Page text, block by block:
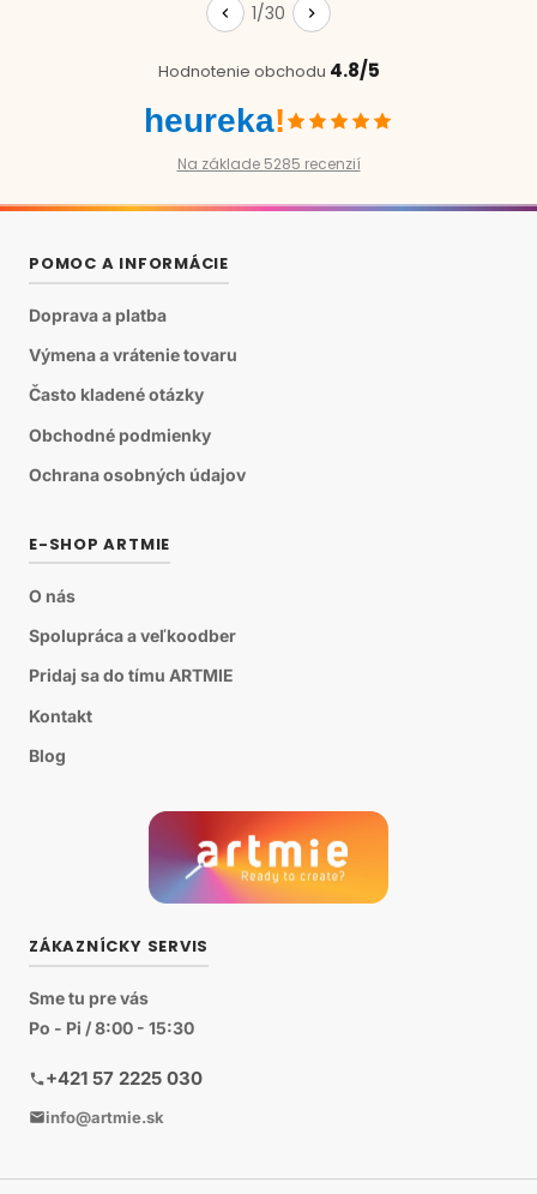
1/30
Hodnotenie obchodu 4.8/5
heureka!
Na základe 5285 recenzií
POMOC A INFORMÁCIE
Doprava a platba
Výmena a vrátenie tovaru
Často kladené otázky
Obchodné podmienky
Ochrana osobných údajov
E-SHOP ARTMIE
O nás
Spolupráca a veľkoodber
Pridaj sa do tímu ARTMIE
Kontakt
Blog
ZÁKAZNÍCKY SERVIS
Sme tu pre vás
Po - Pi / 8:00 - 15:30
+421 57 2225 030
info@artmie.sk